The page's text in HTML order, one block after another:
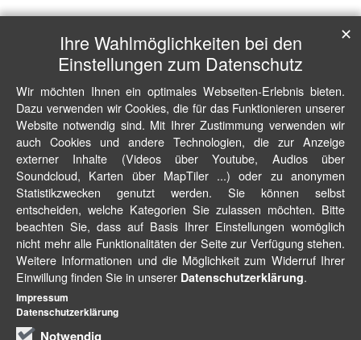
Ihre Wahlmöglichkeiten bei den
Einstellungen zum Datenschutz
Wir möchten Ihnen ein optimales Webseiten-Erlebnis bieten.
Dazu verwenden wir Cookies, die für das Funktionieren unserer
Website notwendig sind. Mit Ihrer Zustimmung verwenden wir
auch Cookies und andere Technologien, die zur Anzeige
externer Inhalte (Videos über Youtube, Audios über
Soundcloud, Karten über MapTiler ...) oder zu anonymen
Statistikzwecken genutzt werden. Sie können selbst
entscheiden, welche Kategorien Sie zulassen möchten. Bitte
beachten Sie, dass auf Basis Ihrer Einstellungen womöglich
nicht mehr alle Funktionalitäten der Seite zur Verfügung stehen.
Weitere Informationen und die Möglichkeit zum Widerruf Ihrer
Einwillung finden Sie in unserer Datenschutzerklärung.
Notwendig
✕
Impressum
Datenschutzerklärung